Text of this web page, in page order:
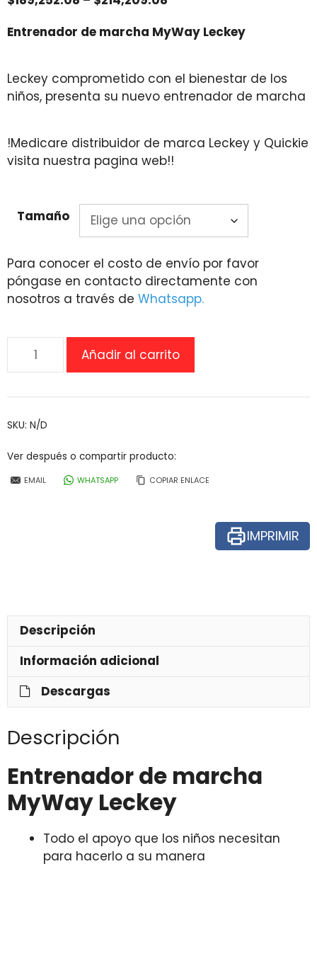
$189,252.08
$214,209.08
Entrenador de marcha MyWay Leckey
Leckey comprometido con el bienestar de los
niños, presenta su nuevo entrenador de marcha
!Medicare distribuidor de marca Leckey y Quickie
visita nuestra pagina web!!
Tamaño
Para conocer el costo de envío por favor
póngase en contacto directamente con
nosotros a través de Whatsapp.
MyWay
Leckey
cantidad
Añadir al carrito
SKU: N/D
Ver después o compartir producto:
EMAIL WHATSAPP COPIAR ENLACE
IMPRIMIR
Descripción
Información adicional
Descargas
Descripción
Entrenador de marcha
MyWay Leckey
Todo el apoyo que los niños necesitan
para hacerlo a su manera